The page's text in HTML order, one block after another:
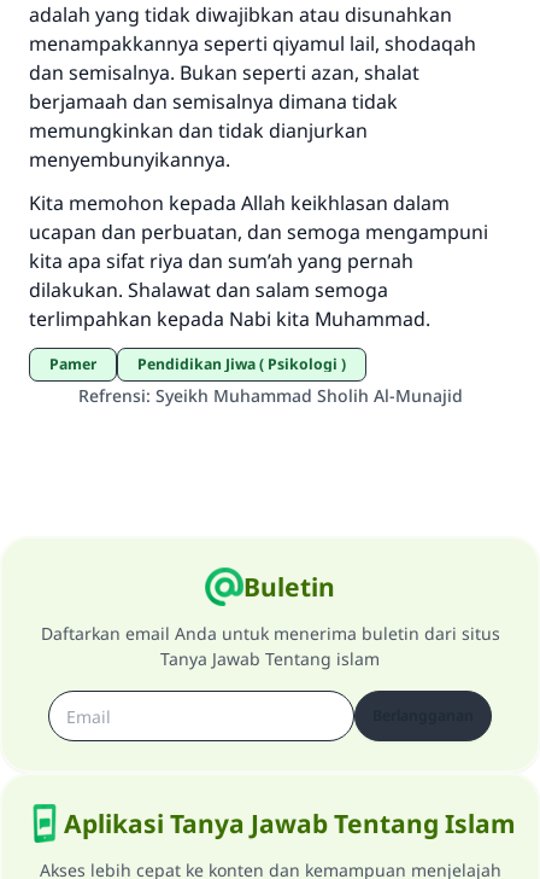
adalah yang tidak diwajibkan atau disunahkan
menampakkannya seperti qiyamul lail, shodaqah
dan semisalnya. Bukan seperti azan, shalat
berjamaah dan semisalnya dimana tidak
memungkinkan dan tidak dianjurkan
menyembunyikannya.
Kita memohon kepada Allah keikhlasan dalam
ucapan dan perbuatan, dan semoga mengampuni
kita apa sifat riya dan sum’ah yang pernah
dilakukan. Shalawat dan salam semoga
terlimpahkan kepada Nabi kita Muhammad.
Pamer Pendidikan Jiwa ( Psikologi )
Refrensi: Syeikh Muhammad Sholih Al-Munajid
Buletin
Daftarkan email Anda untuk menerima buletin dari situs
Tanya Jawab Tentang islam
Aplikasi Tanya Jawab Tentang Islam
Akses lebih cepat ke konten dan kemampuan menjelajah